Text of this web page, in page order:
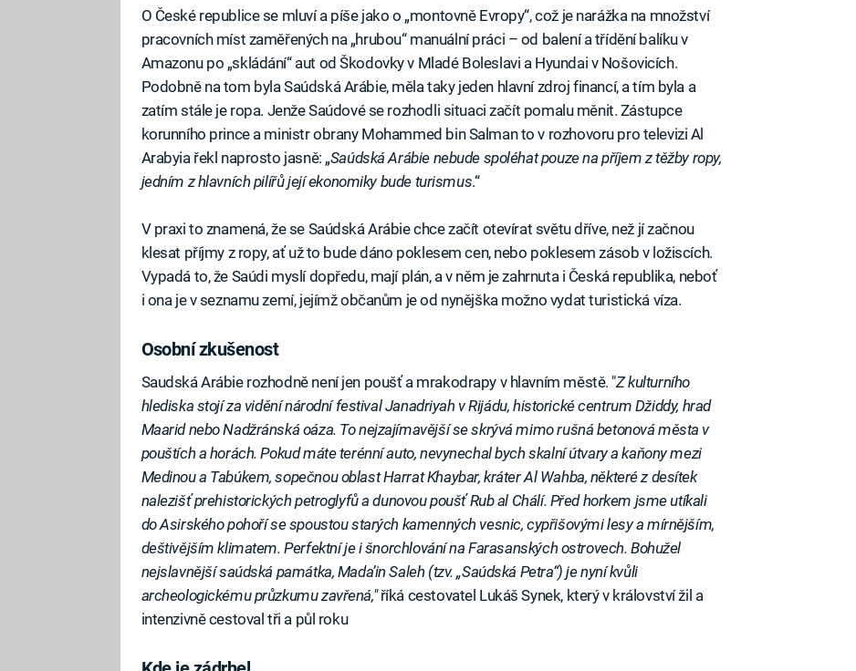
O České republice se mluví a píše jako o „montovně Evropy“, což je narážka na množství
pracovních míst zaměřených na „hrubou“ manuální práci – od balení a třídění balíku v
Amazonu po „skládání“ aut od Škodovky v Mladé Boleslavi a Hyundai v Nošovicích.
Podobně na tom byla Saúdská Arábie, měla taky jeden hlavní zdroj financí, a tím byla a
zatím stále je ropa. Jenže Saúdové se rozhodli situaci začít pomalu měnit. Zástupce
korunního prince a ministr obrany Mohammed bin Salman to v rozhovoru pro televizi Al
Arabyia řekl naprosto jasně: „Saúdská Arábie nebude spoléhat pouze na příjem z těžby ropy,
jedním z hlavních pilířů její ekonomiky bude turismus.“
V praxi to znamená, že se Saúdská Arábie chce začít otevírat světu dříve, než jí začnou
klesat příjmy z ropy, ať už to bude dáno poklesem cen, nebo poklesem zásob v ložiscích.
Vypadá to, že Saúdi myslí dopředu, mají plán, a v něm je zahrnuta i Česká republika, neboť
i ona je v seznamu zemí, jejímž občanům je od nynějška možno vydat turistická víza.
Osobní zkušenost
Saudská Arábie rozhodně není jen poušť a mrakodrapy v hlavním městě. "Z kulturního
hlediska stojí za vidění národní festival Janadriyah v Rijádu, historické centrum Džiddy, hrad
Maarid nebo Nadžránská oáza. To nejzajímavější se skrývá mimo rušná betonová města v
pouštích a horách. Pokud máte terénní auto, nevynechal bych skalní útvary a kaňony mezi
Medinou a Tabúkem, sopečnou oblast Harrat Khaybar, kráter Al Wahba, některé z desítek
nalezišť prehistorických petroglyfů a dunovou poušť Rub al Chálí. Před horkem jsme utíkali
do Asirského pohoří se spoustou starých kamenných vesnic, cypřišovými lesy a mírnějším,
deštivějším klimatem. Perfektní je i šnorchlování na Farasanských ostrovech. Bohužel
nejslavnější saúdská památka, Mada’in Saleh (tzv. „Saúdská Petra“) je nyní kvůli
archeologickému průzkumu zavřená,"říká cestovatel Lukáš Synek, který v království žil a
intenzivně cestoval tři a půl roku